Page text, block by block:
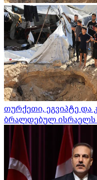
თურქეთი, ეგვიპტე და
ბრალდებულ ისრაელს